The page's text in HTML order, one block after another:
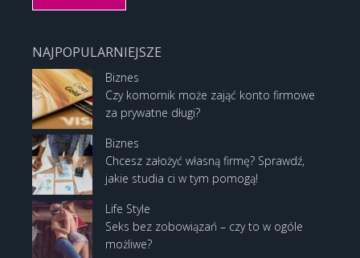
NAJPOPULARNIEJSZE
Biznes
Czy komornik może zająć konto firmowe
za prywatne długi?
Biznes
Chcesz założyć własną firmę? Sprawdź,
jakie studia ci w tym pomogą!
Life Style
Seks bez zobowiązań – czy to w ogóle
możliwe?